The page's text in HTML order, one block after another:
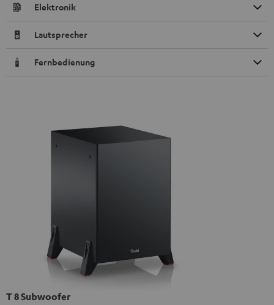
Elektronik
Lautsprecher
Fernbedienung
T 8 Subwoofer